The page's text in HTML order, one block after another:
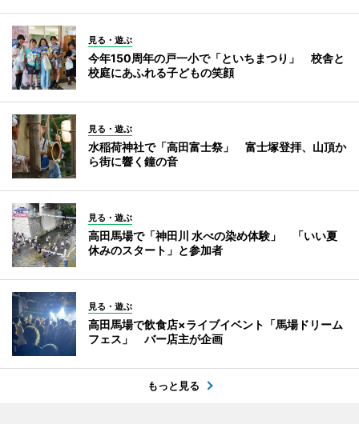
見る・遊ぶ
今年150周年の戸一小で「といちまつり」 校舎と
校庭にあふれる子どもの笑顔
見る・遊ぶ
水稲荷神社で「高田富士祭」 富士塚登拝、山頂か
ら街に響く鐘の音
見る・遊ぶ
高田馬場で「神田川 水べの染め体験」 「いい夏
休みのスタート」と参加者
見る・遊ぶ
高田馬場で飲食店×ライブイベント「馬場ドリーム
フェス」 バー店主が企画
もっと見る